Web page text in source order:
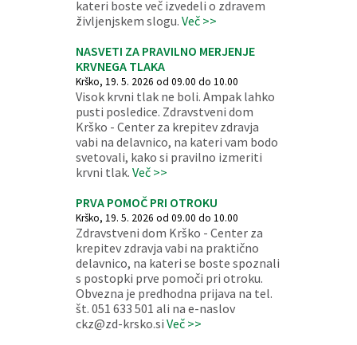
kateri boste več izvedeli o zdravem
življenjskem slogu. Več >>
NASVETI ZA PRAVILNO MERJENJE
KRVNEGA TLAKA
Krško, 19. 5. 2026 od 09.00 do 10.00
Visok krvni tlak ne boli. Ampak lahko
pusti posledice. Zdravstveni dom
Krško - Center za krepitev zdravja
vabi na delavnico, na kateri vam bodo
svetovali, kako si pravilno izmeriti
krvni tlak. Več >>
PRVA POMOČ PRI OTROKU
Krško, 19. 5. 2026 od 09.00 do 10.00
Zdravstveni dom Krško - Center za
krepitev zdravja vabi na praktično
delavnico, na kateri se boste spoznali
s postopki prve pomoči pri otroku.
Obvezna je predhodna prijava na tel.
št. 051 633 501 ali na e-naslov
ckz@zd-krsko.si Več >>